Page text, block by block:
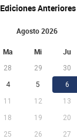
Ediciones Anteriores
Agosto 2026
Ma Mi Ju
28 29 30
4 5 6
11 12 13
18 19 20
25 26 27